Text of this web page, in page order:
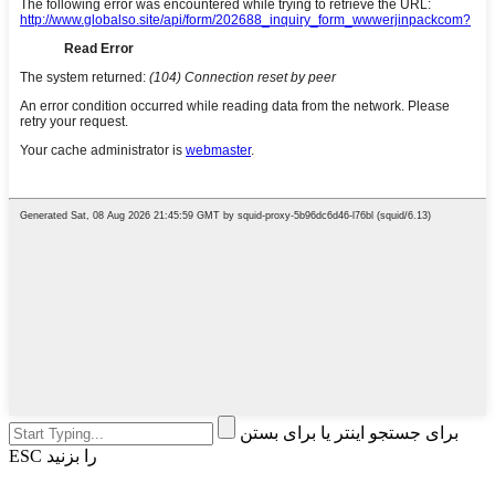
برای جستجو اینتر یا برای بستن
ESC را بزنید